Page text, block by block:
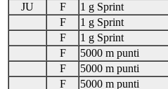
JU
F 1 g Sprint
F
1 g Sprint
F
1 g Sprint
F
5000 m punti
F
5000 m punti
F
5000 m punti